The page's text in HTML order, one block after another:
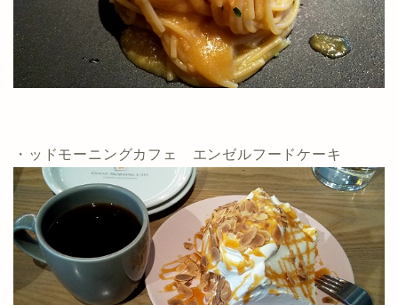
・ッドモーニングカフェ エンゼルフードケーキ